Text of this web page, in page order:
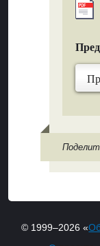
© 1999–2026 «